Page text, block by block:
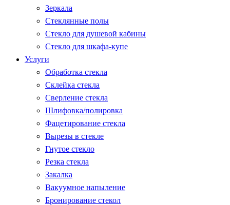
Зеркала
Стеклянные полы
Стекло для душевой кабины
Стекло для шкафа-купе
Услуги
Обработка стекла
Склейка стекла
Сверление стекла
Шлифовка/полировка
Фацетирование стекла
Вырезы в стекле
Гнутое стекло
Резка стекла
Закалка
Вакуумное напыление
Бронирование стекол